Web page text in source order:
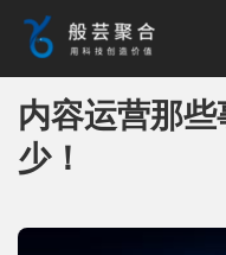
内容运营那
少！